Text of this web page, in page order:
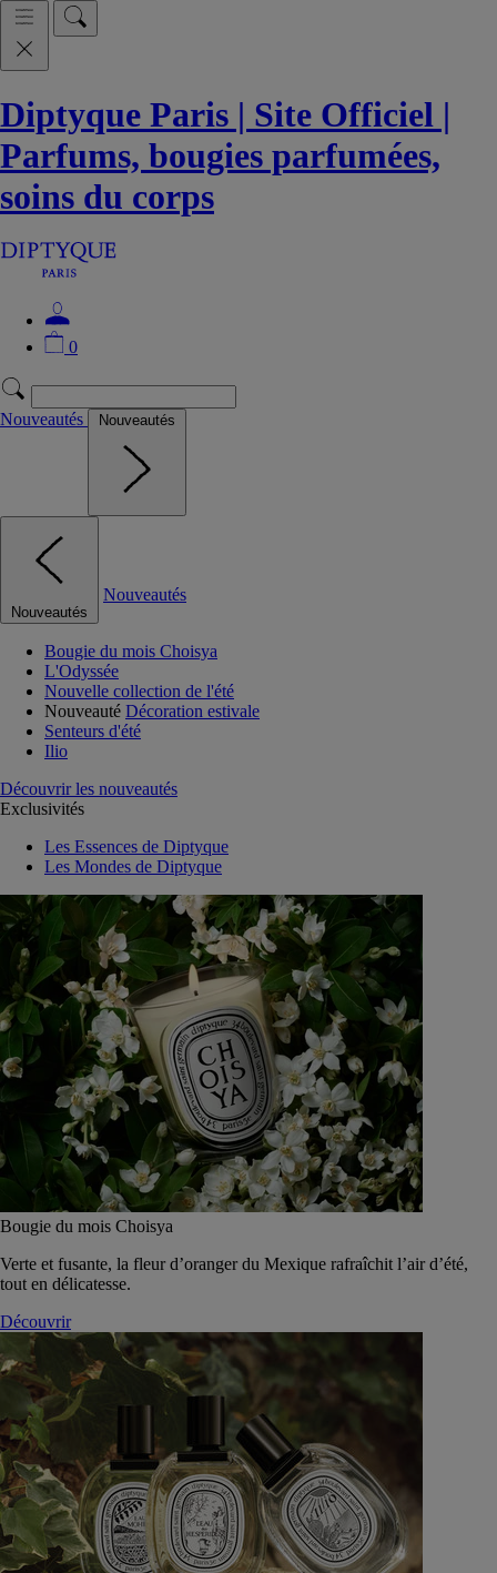
Diptyque Paris | Site Officiel |
Parfums, bougies parfumées,
soins du corps
0
Nouveautés Nouveautés
Nouveautés
Nouveautés
Bougie du mois Choisya
L'Odyssée
Nouvelle collection de l'été
Nouveauté Décoration estivale
Senteurs d'été
Ilio
Découvrir les nouveautés
Exclusivités
Les Essences de Diptyque
Les Mondes de Diptyque
Bougie du mois Choisya
Verte et fusante, la fleur d’oranger du Mexique rafraîchit l’air d’été,
tout en délicatesse.
Découvrir